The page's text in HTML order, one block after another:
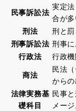
民事訴訟法
実定
合が多
刑法 刑と
刑事訴訟法 刑事
行政法 行政
商法
民法
から
法律実務基
礎科目
民事
メージ